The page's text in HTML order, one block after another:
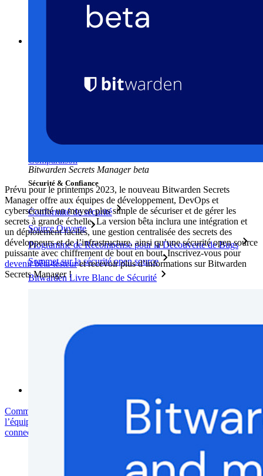
Générateur de nom d'utilisateur
Explorez tous les outils et fonctionnalités
Centre de ressources
Histoires de réussite
Comparaison
Sécurité & Confiance
Conformité de sécurité
Source Ouverte
Programme de Récompense pour la Découverte de Bugs
Sommet sur la sécurité open source
Bitwarden Livre Blanc de Sécurité
Centre d'aide
Commencez gratuitement Commencez gratuitement
Contacter
l’équipe commerciale
Contacter l’équipe commercialeSe connecter
Se
connecter
Bitwarden Secrets Manager beta
Prévu pour le printemps 2023, le nouveau Bitwarden Secrets
Manager offre aux équipes de développement, DevOps et
cybersécurité un moyen plus simple de sécuriser et de gérer les
secrets à grande échelle. La version bêta inclura une intégration et
un déploiement faciles, une gestion centralisée des secrets des
développeurs et de l’infrastructure, ainsi qu’une sécurité open source
puissante avec chiffrement de bout en bout. Inscrivez-vous pour
devenir bêta-testeuret recevoir plus d’informations sur Bitwarden
Secrets Manager !